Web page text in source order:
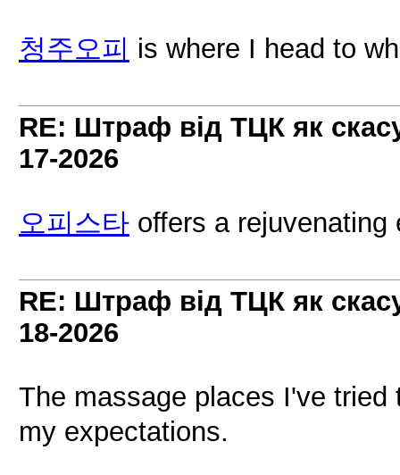
청주오피 is where I head to
RE: Штраф від ТЦК як
17-2026
오피스타 offers a
RE: Штраф від ТЦК як
18-2026
The massage places I've
my expectations.